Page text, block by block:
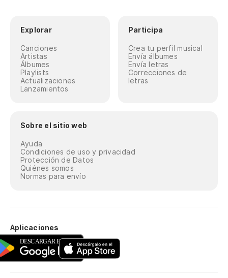
Explorar
Canciones
Artistas
Álbumes
Playlists
Actualizaciones
Lanzamientos
Participa
Crea tu perfil musical
Envía álbumes
Envía letras
Correcciones de
letras
Sobre el sitio web
Ayuda
Condiciones de uso y privacidad
Protección de Datos
Quiénes somos
Normas para envío
Aplicaciones